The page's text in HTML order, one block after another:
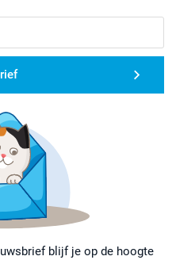
blijf je op de hoogte